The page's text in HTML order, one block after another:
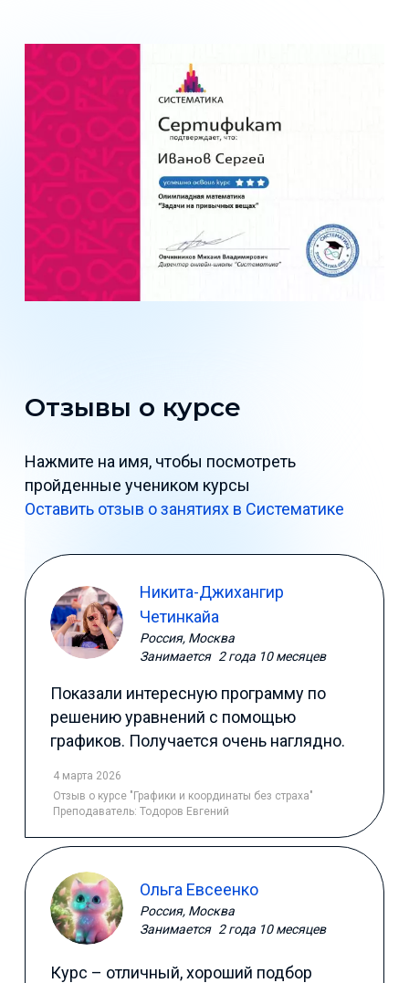
Отзывы о курсе
Нажмите на имя, чтобы посмотреть
пройденные учеником курсы
Оставить отзыв о занятиях в Систематике
Никита-Джихангир
Четинкайа
Россия, Москва
Занимается 2 года 10 месяцев
Показали интересную программу по
решению уравнений с помощью
графиков. Получается очень наглядно.
4 марта 2026
Отзыв о курсе "Графики и координаты без страха"
Преподаватель: Тодоров Евгений
Ольга Евсеенко
Россия, Москва
Занимается 2 года 10 месяцев
Курс – отличный, хороший подбор